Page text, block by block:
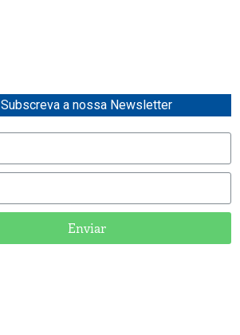
Subscreva a nossa Newsletter
Enviar